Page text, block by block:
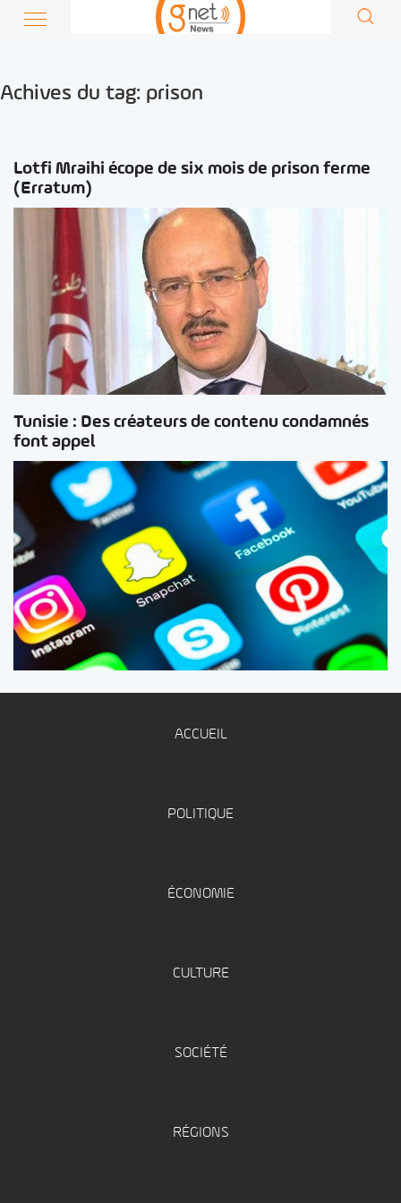
Achives du tag: prison
Lotfi Mraihi écope de six mois de prison ferme
(Erratum)
Tunisie : Des créateurs de contenu condamnés
font appel
ACCUEIL
POLITIQUE
ÉCONOMIE
CULTURE
SOCIÉTÉ
RÉGIONS